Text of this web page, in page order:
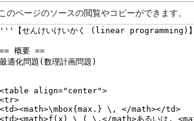
に
移
このページのソースの閲覧やコピーができます。